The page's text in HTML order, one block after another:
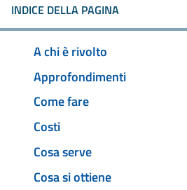
INDICE DELLA PAGINA
A chi è rivolto
Approfondimenti
Come fare
Costi
Cosa serve
Cosa si ottiene